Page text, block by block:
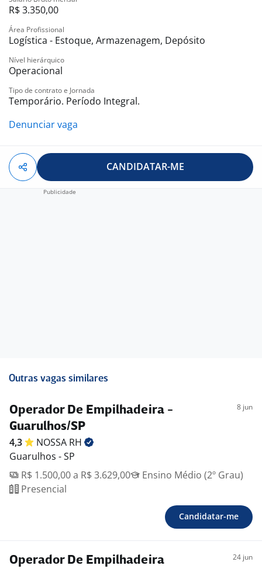
R$ 3.350,00
Área Profissional
Logística - Estoque, Armazenagem, Depósito
Nível hierárquico
Operacional
Tipo de contrato e Jornada
Temporário. Período Integral.
Denunciar vaga
CANDIDATAR-ME
Outras vagas similares
Operador De Empilhadeira -
Guarulhos/SP
8 jun
4,3 NOSSA RH
Guarulhos - SP
R$ 1.500,00 a R$ 3.629,00
Ensino Médio (2º Grau)
Presencial
Candidatar-me
Operador De Empilhadeira 24 jun